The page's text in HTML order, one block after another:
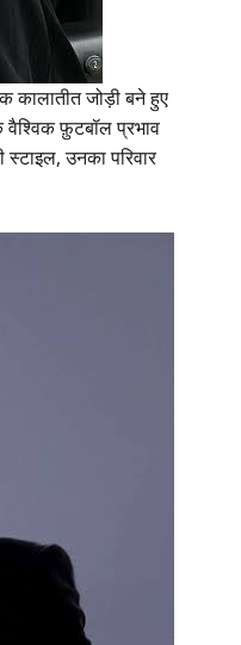
कालातीत जोड़ी बने हुए
वैश्विक फ़ुटबॉल प्रभाव
उनका परिवार